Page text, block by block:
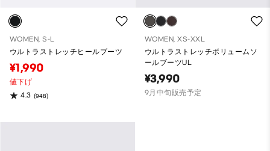
WOMEN, S-L
ウルトラストレッチヒールブーツ
¥1,990
値下げ
4.3 (948)
WOMEN, XS-XXL
ウルトラストレッチボリュームソ
ールブーツUL
¥3,990
9月中旬販売予定